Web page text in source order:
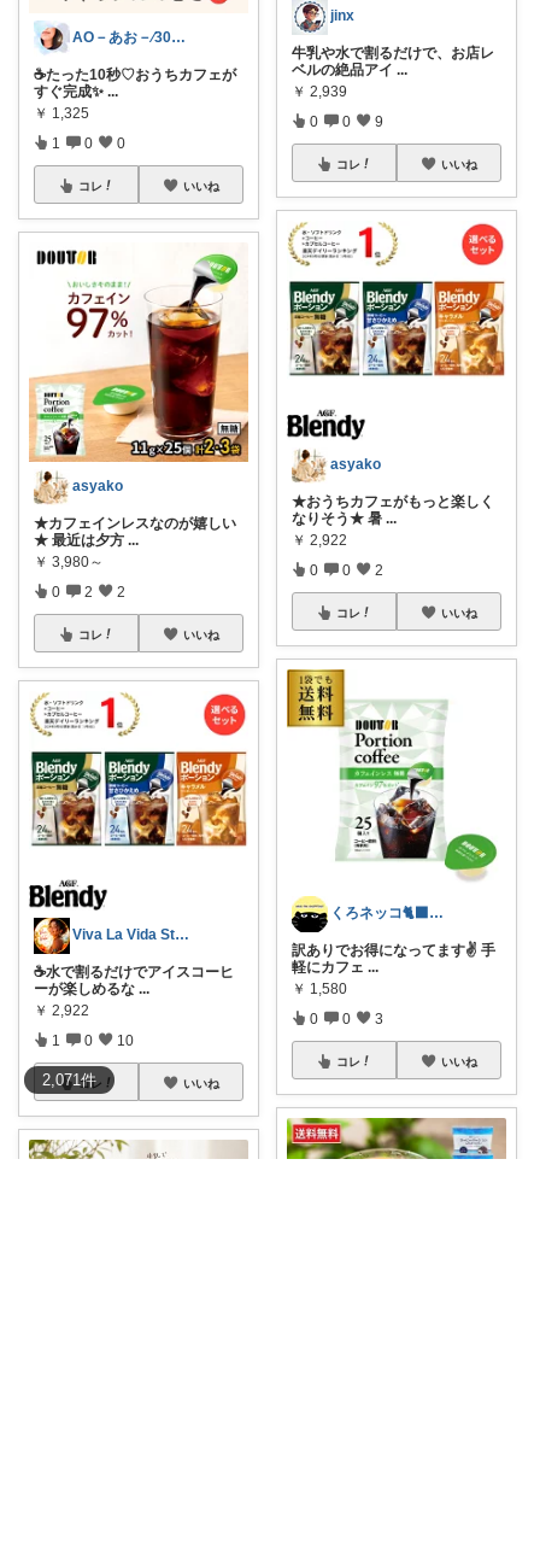
2,071件
AO－あお－⁄30代1人時間を大切にする
☕たった10秒♡おうちカフェが
すぐ完成✨ ...
￥ 1,325
1 0 0
コレ いいね
asyako
★カフェインレスなのが嬉しい
★ 最近は夕方 ...
￥ 3,980～
0 2 2
コレ いいね
Viva La Vida Studio
☕水で割るだけでアイスコーヒ
ーが楽しめるな ...
￥ 2,922
1 0 10
コレ いいね
jinx
牛乳や水で割るだけで、お店レ
ベルの絶品アイ ...
￥ 2,939
0 0 9
コレ いいね
asyako
★おうちカフェがもっと楽しく
なりそう★ 暑 ...
￥ 2,922
0 0 2
コレ いいね
くろネッコ🐈‍⬛プチプラと食品🥤
訳ありでお得になってます✌️ 手
軽にカフェ ...
￥ 1,580
0 0 3
コレ いいね